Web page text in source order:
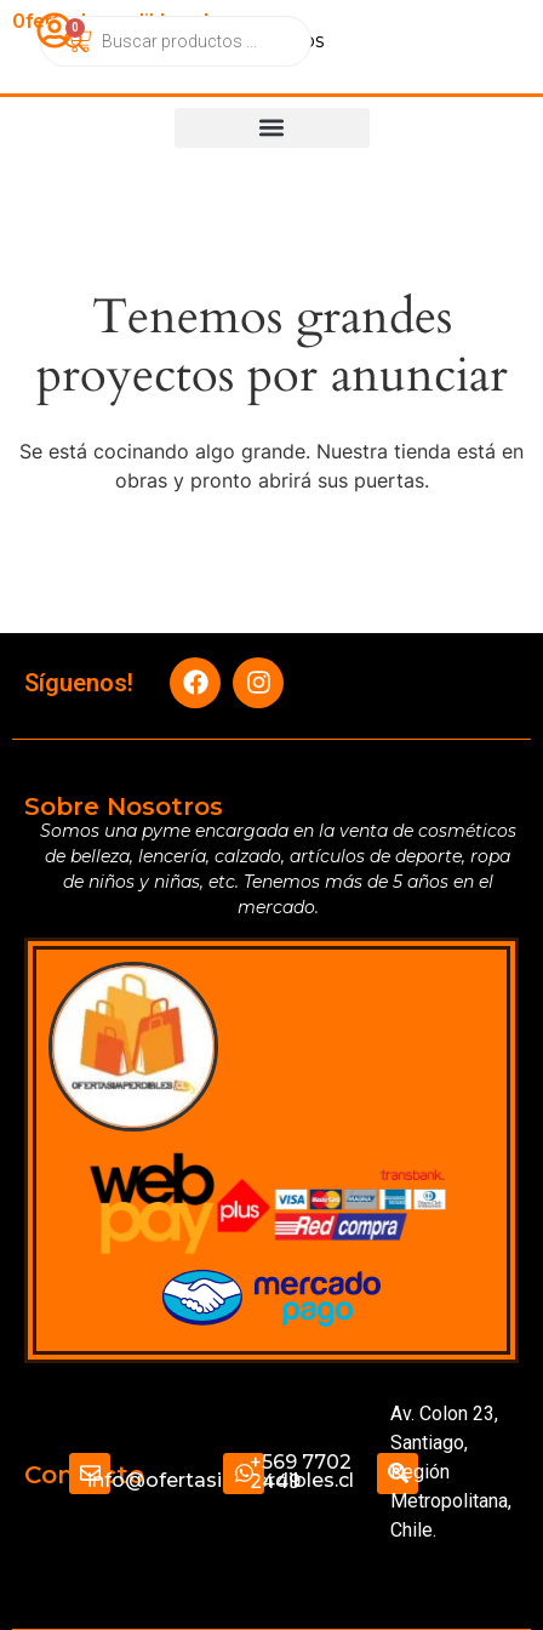
OfertasImperdibles.cl
CatálogoContactoNosotros
0
Tenemos grandes
proyectos por anunciar
Se está cocinando algo grande. Nuestra tienda está en
obras y pronto abrirá sus puertas.
Síguenos!
Sobre Nosotros
Somos una pyme encargada en la venta de cosméticos
de belleza, lencería, calzado, artículos de deporte, ropa
de niños y niñas, etc. Tenemos más de 5 años en el
mercado.
Contactoinfo@ofertasimperdibles.cl
+569 7702
2449
Av. Colon 23,
Santiago,
Región
Metropolitana,
Chile.